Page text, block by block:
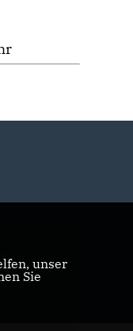
unser
Sie